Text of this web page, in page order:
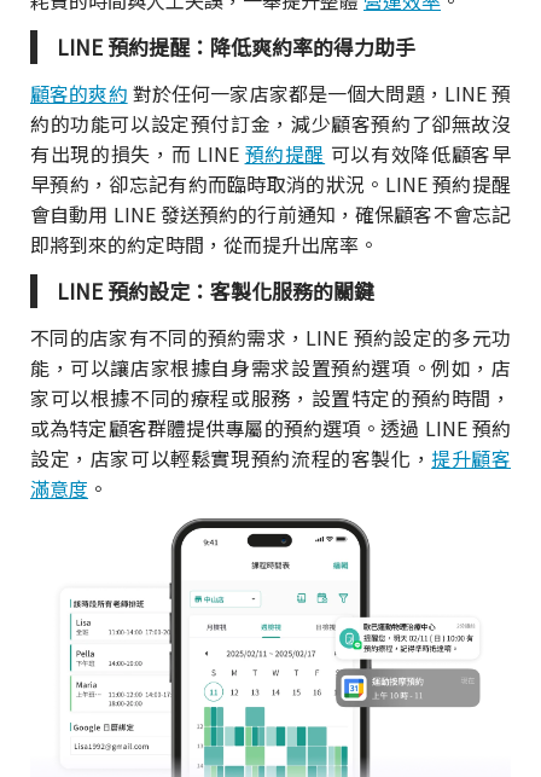
LINE 預約提醒：降低爽約率的得力助手
顧客的爽約 對於任何一家店家都是一個大問題，LINE 預
約的功能可以設定預付訂金，減少顧客預約了卻無故沒
有出現的損失，而 LINE 預約提醒 可以有效降低顧客早
早預約，卻忘記有約而臨時取消的狀況。LINE 預約提醒
會自動用 LINE 發送預約的行前通知，確保顧客不會忘記
即將到來的約定時間，從而提升出席率。
LINE 預約設定：客製化服務的關鍵
不同的店家有不同的預約需求，LINE 預約設定的多元功
能，可以讓店家根據自身需求設置預約選項。例如，店
家可以根據不同的療程或服務，設置特定的預約時間，
或為特定顧客群體提供專屬的預約選項。透過 LINE 預約
設定，店家可以輕鬆實現預約流程的客製化，提升顧客
滿意度 。